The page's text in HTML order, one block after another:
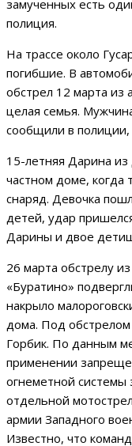
замученных есть
полиция.
На трассе около
погибшие. В
обстрел 12 марта из
целая семья.
сообщили в полиции,
15-летняя Дарина
частном доме, когда
снаряд. Девочка
детей, удар
Дарины и двое
26 марта обстрелу
«Буратино»
накрыло
дома. Под обстрелом
Горбик. По данным
применении
огнеметной системы
отдельной
армии Западного
Известно, что